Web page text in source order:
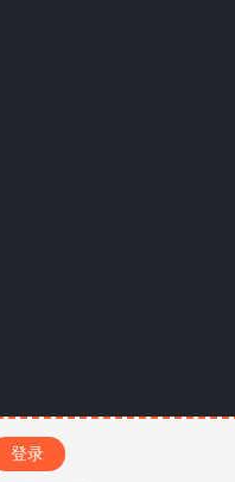
登录